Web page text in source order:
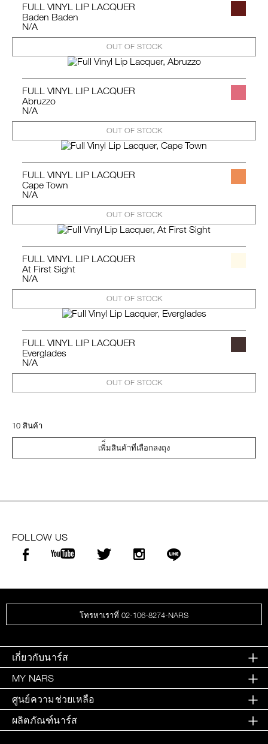
FULL VINYL LIP LACQUER
Baden Baden
N/A
OUT OF STOCK
FULL VINYL LIP LACQUER
Abruzzo
N/A
OUT OF STOCK
FULL VINYL LIP LACQUER
Cape Town
N/A
OUT OF STOCK
FULL VINYL LIP LACQUER
At First Sight
N/A
OUT OF STOCK
FULL VINYL LIP LACQUER
Everglades
N/A
OUT OF STOCK
10 สินค้า
เพิ่ิ่มสินค้าที่เลือกลงถุง
FOLLOW US
โทรหาเราที่ 02-106-8274-NARS
เกี่ยวกับนาร์ส
MY NARS
ศูนย์ความช่วยเหลือ
ผลิตภัณฑ์นาร์ส